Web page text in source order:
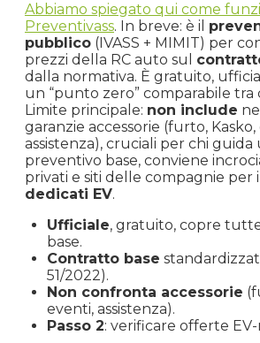
Abbiamo spiegato qui come
Preventivass. In breve: è il
pubblico (IVASS + MIMIT) per
prezzi della RC auto sul
dalla normativa. È gratuito,
un “punto zero” comparabile tra
Limite principale: non include
garanzie accessorie (furto,
assistenza), cruciali per chi guida
preventivo base, conviene
privati e siti delle compagnie per i
dedicati EV.
Ufficiale, gratuito, copre
base.
Contratto base
51/2022).
Non confronta accessorie
eventi, assistenza).
Passo 2: verificare offerte